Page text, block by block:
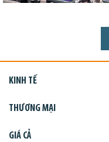
KINH TẾ
THƯƠNG MẠI
GIÁ CẢ